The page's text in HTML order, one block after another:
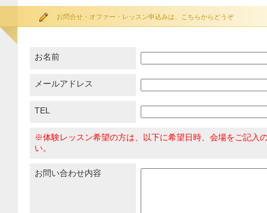
お問合せ・オファー・レッスン申込みは、こちらからどうぞ
お名前
メールアドレス
TEL
※体験レッスン希望の方は、以下に希望日時、会場をご記入
い。
お問い合わせ内容